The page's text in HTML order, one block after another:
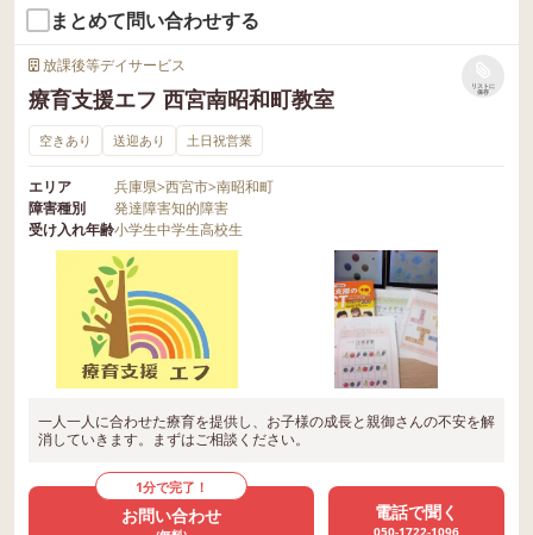
まとめて問い合わせする
放課後等デイサービス
療育支援エフ 西宮南昭和町教室
リストに
保存
空きあり 送迎あり 土日祝営業
エリア 兵庫県>西宮市>南昭和町
障害種別
発達障害知的障害
受け入れ年齢小学生中学生高校生
一人一人に合わせた療育を提供し、お子様の成長と親御さんの不安を解
消していきます。まずはご相談ください。
1分で完了！
お問い合わせ 電話で聞く
050-1722-1096